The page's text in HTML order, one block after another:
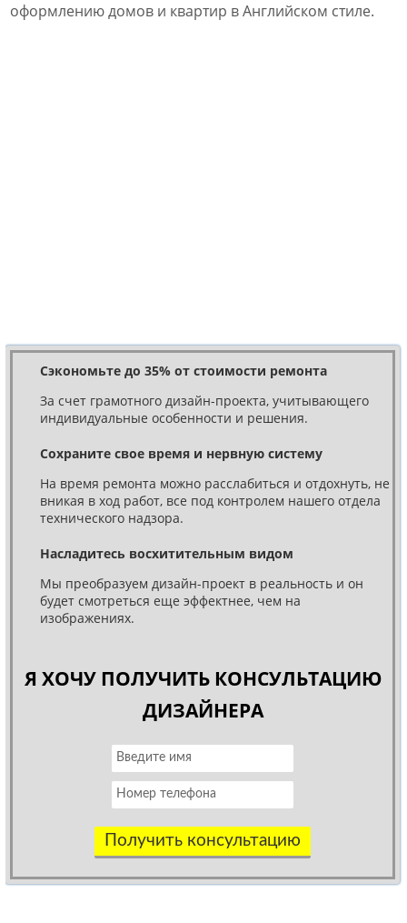
оформлению домов и квартир в Английском стиле.
Сэкономьте до 35% от стоимости ремонта
За счет грамотного дизайн-проекта, учитывающего
индивидуальные особенности и решения.
Сохраните свое время и нервную систему
На время ремонта можно расслабиться и отдохнуть, не
вникая в ход работ, все под контролем нашего отдела
технического надзора.
Насладитесь восхитительным видом
Мы преобразуем дизайн-проект в реальность и он
будет смотреться еще эффектнее, чем на
изображениях.
Я ХОЧУ ПОЛУЧИТЬ КОНСУЛЬТАЦИЮ
ДИЗАЙНЕРА
Получить консультацию